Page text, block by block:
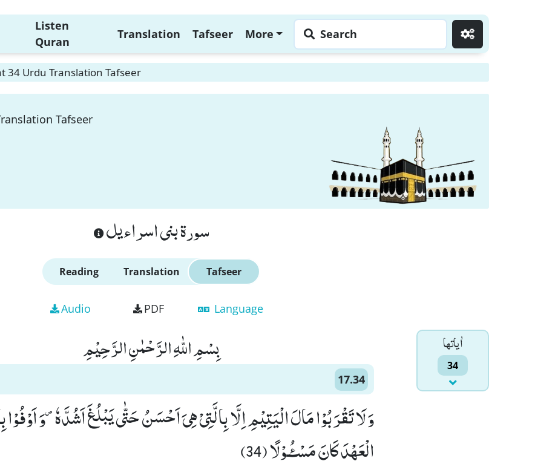
Listen
Quran
Translation Tafseer More Search
34 Urdu Translation Tafseer
Tafseer
سورة بنى اسراءيل
Reading Translation Tafseer
Audio PDF Language
اٰياتها
34
بِسْمِ اللّٰهِ الرَّحْمٰنِ الرَّحِیْمِ
17.34
وَ لَا تَقْرَبُوْا مَالَ الْیَتِیْمِ اِلَّا بِالَّتِیْ هِیَ اَحْسَنُ حَتّٰى یَبْلُغَ اَشُدَّه۪ٗ-وَ
الْعَهْدَ كَانَ مَسْـٴُـوْلًا (34)